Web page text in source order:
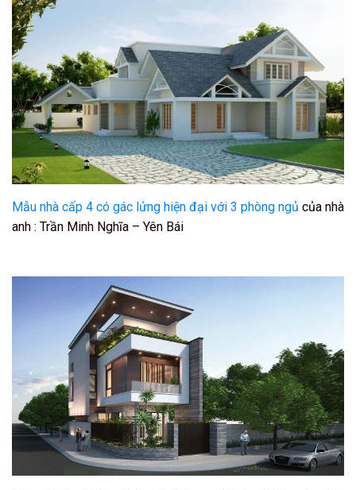
Mẫu nhà cấp 4 có gác lửng hiện đại với 3 phòng ngủ của nhà
anh : Trần Minh Nghĩa – Yên Bái